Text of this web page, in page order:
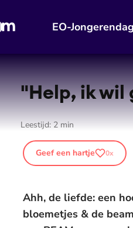
EO-Jongerendag
"Help, ik wil
Leestijd: 2 min
Geef een hartje 0x
Ahh, de liefde: een
bloemetjes & de